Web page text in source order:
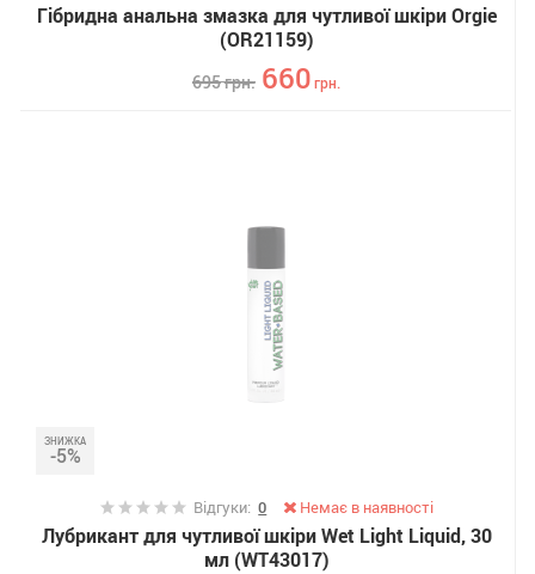
Гібридна анальна змазка для чутливої ​​шкіри Orgie
(OR21159)
695грн. 660грн.
ЗНИЖКА
-5%
Відгуки:0 Немає в наявності
Лубрикант для чутливої ​​шкіри Wet Light Liquid, 30
мл (WT43017)